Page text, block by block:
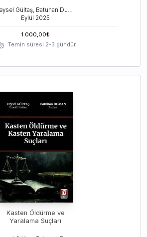
Veysel Gültaş, Batuhan Duman
Eylül 2025
1.000,00₺
Temin süresi 2-3 gündür.
Kasten Öldürme ve
Yaralama Suçları